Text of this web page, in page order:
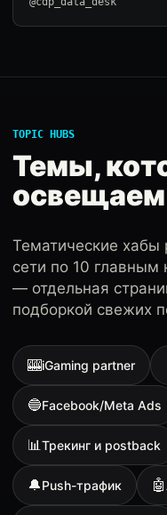
TOPIC HUBS
Темы,
освещаем
Тематические хабы
сети по 10
— отдельная
подборкой свежих
🎰iGaming partner
🔵Facebook/Meta Ads
📊Трекинг и postback
🔔Push-трафик 🤖